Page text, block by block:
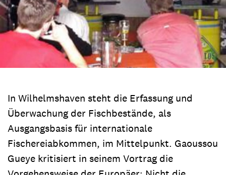
In Wilhelmshaven steht die Erfassung und
Überwachung der Fischbestände, als
Ausgangsbasis für internationale
Fischereiabkommen, im Mittelpunkt. Gaoussou
Gueye kritisiert in seinem Vortrag die